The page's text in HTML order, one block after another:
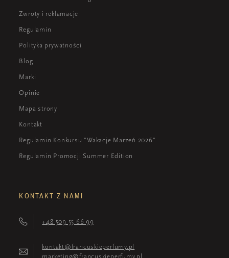
Zwroty i reklamacje
Regulamin
Polityka prywatności
Blog
Marki
Opinie
Mapa strony
Kontakt
Regulamin Konkursu "Wakacje Marzeń 2026"
Regulamin Promocji Summer Edition
KONTAKT Z NAMI
+48 509 55 66 99
kontakt@francuskieperfumy.pl
marketing@francuskieperfumy.pl